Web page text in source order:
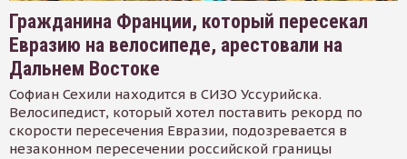
Гражданина Франции, который пересекал
Евразию на велосипеде, арестовали на
Дальнем Востоке
Софиан Сехили находится в СИЗО Уссурийска.
Велосипедист, который хотел поставить рекорд по
скорости пересечения Евразии, подозревается в
незаконном пересечении российской границы